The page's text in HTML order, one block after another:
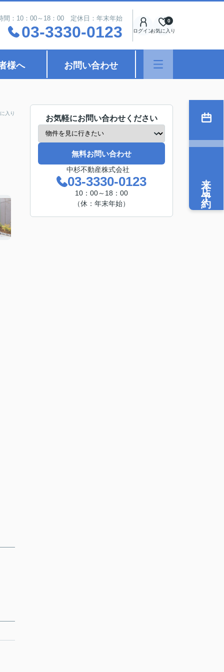
間：10：00～18：00 定休日：年末年始
03-3330-0123 ログインお気に入り
0
様へ お問い合わせ
入り
お気軽にお問い合わせください
無料お問い合わせ
中杉不動産株式会社
03-3330-0123
10：00～18：00
（休：年末年始）
来店予約